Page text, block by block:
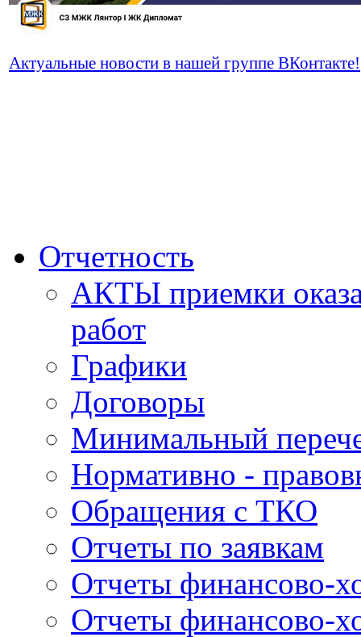
Актуальные новости в нашей группе ВКонтакте!
Отчетность
АКТЫ приемки
работ
Графики
Договоры
Минимальный
Нормативно -
Обращения с ТКО
Отчеты по заявкам
Отчеты финансово-
Отчеты финансово-